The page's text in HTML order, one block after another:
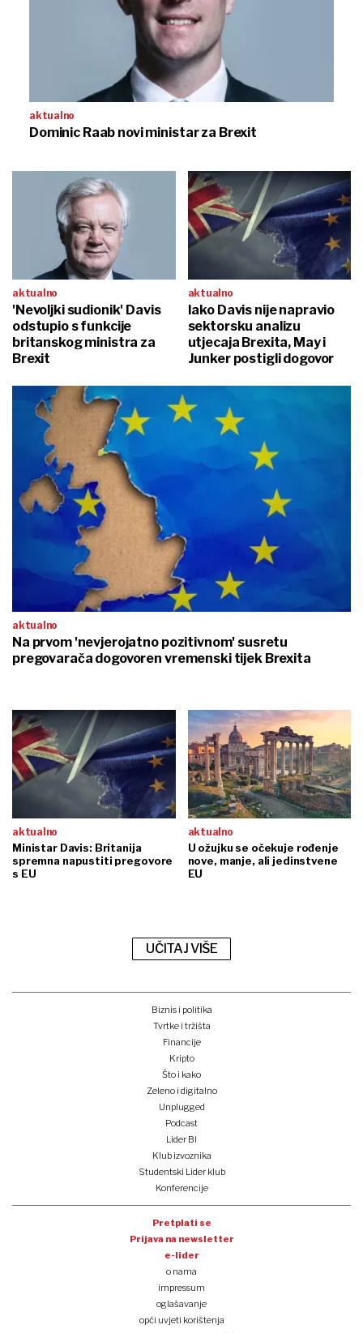
aktualno
Dominic Raab novi ministar za Brexit
aktualno
'Nevoljki sudionik' Davis
odstupio s funkcije
britanskog ministra za
Brexit
aktualno
Iako Davis nije napravio
sektorsku analizu
utjecaja Brexita, May i
Junker postigli dogovor
aktualno
Na prvom 'nevjerojatno pozitivnom' susretu
pregovarača dogovoren vremenski tijek Brexita
aktualno
Ministar Davis: Britanija
spremna napustiti pregovore
s EU
aktualno
U ožujku se očekuje rođenje
nove, manje, ali jedinstvene
EU
UČITAJ VIŠE
Biznis i politika
Tvrtke i tržišta
Financije
Kripto
Što i kako
Zeleno i digitalno
Unplugged
Podcast
Lider BI
Klub izvoznika
Studentski Lider klub
Konferencije
Pretplati se
Prijava na newsletter
e-lider
o nama
impressum
oglašavanje
opći uvjeti korištenja